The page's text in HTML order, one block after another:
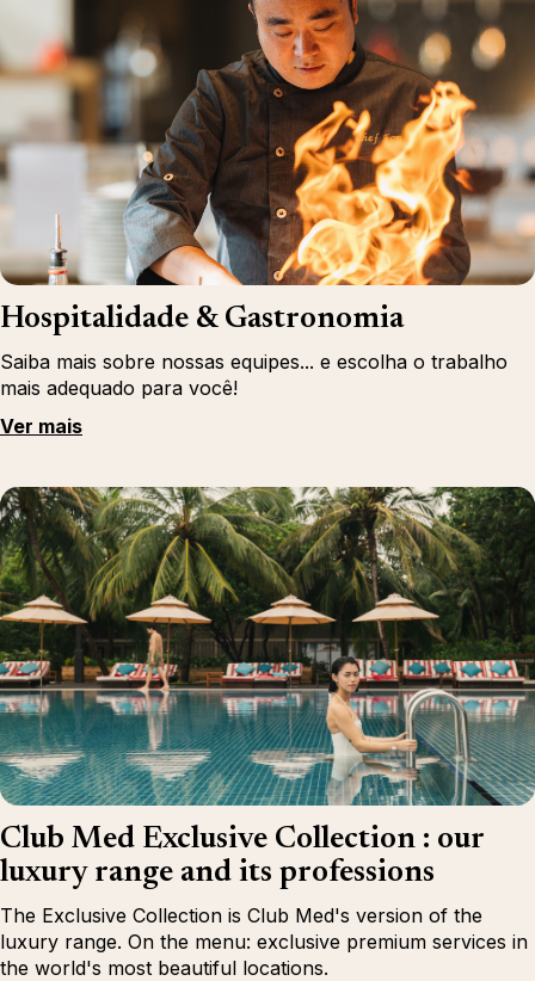
Hospitalidade & Gastronomia
Saiba mais sobre nossas equipes... e escolha o trabalho
mais adequado para você!
Ver mais
Club Med Exclusive Collection : our
luxury range and its professions
The Exclusive Collection is Club Med's version of the
luxury range. On the menu: exclusive premium services in
the world's most beautiful locations.